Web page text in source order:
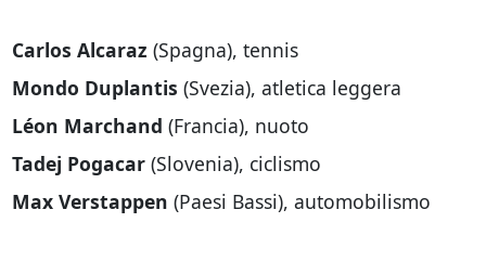
Carlos Alcaraz (Spagna), tennis
Mondo Duplantis (Svezia), atletica leggera
Léon Marchand (Francia), nuoto
Tadej Pogacar (Slovenia), ciclismo
Max Verstappen (Paesi Bassi), automobilismo